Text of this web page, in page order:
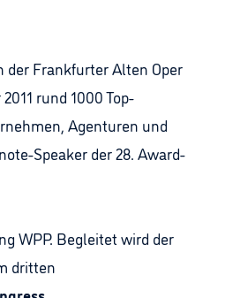
der Frankfurter Alten Oper
rund 1000 Top-
Agenturen und
Speaker der 28. Award-
WPP. Begleitet wird der
dritten